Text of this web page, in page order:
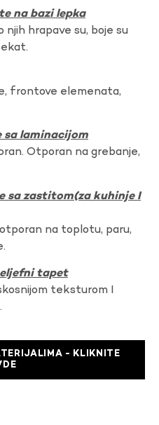
na bazi lepka
hrapave su, boje su
frontove elemenata,
sa laminacijom
Otporan na grebanje,
sa zastitom(za kuhinje I
na toplotu, paru,
tapet
teksturom I
- KLIKNITE